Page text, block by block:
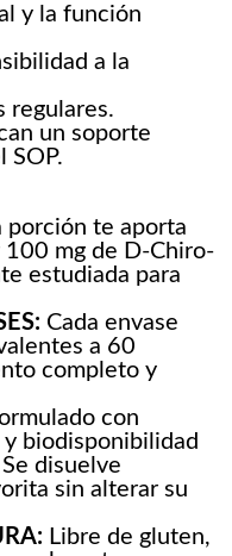
y la función
a la
regulares.
un soporte
SOP.
porción te aporta
mg de D-Chiro-
estudiada para
Cada envase
a 60
completo y
con
biodisponibilidad
disuelve
sin alterar su
Libre de gluten,